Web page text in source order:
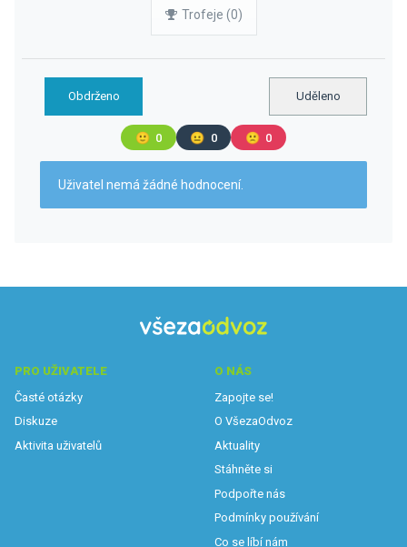
Trofeje (0)
Obdrženo Uděleno
🙂 0 😐 0 🙁 0
Uživatel nemá žádné hodnocení.
PRO UŽIVATELE
Časté otázky
Diskuze
Aktivita uživatelů
O NÁS
Zapojte se!
O VšezaOdvoz
Aktuality
Stáhněte si
Podpořte nás
Podmínky používání
Co se líbí nám